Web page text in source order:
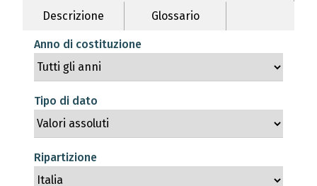
Descrizione Glossario
Anno di costituzione
Tipo di dato
Ripartizione